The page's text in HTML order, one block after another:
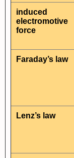
induced
electromotive
force
Faraday’s law
Lenz’s law